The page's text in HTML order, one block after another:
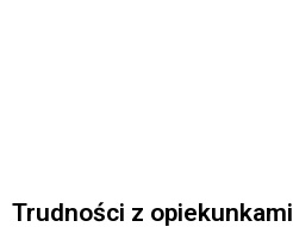
Trudności z opiekunkami